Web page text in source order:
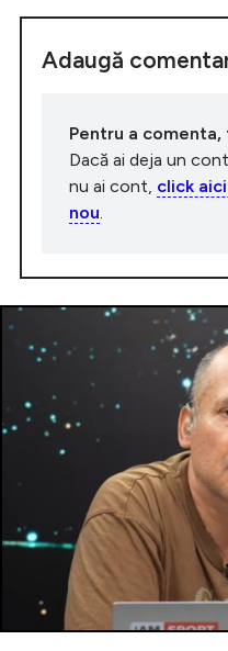
Adaugă
Pentru a
Dacă ai deja un cont,
nu ai cont, click
nou